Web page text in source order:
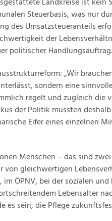
Landkreise ist kein
Steuerbasis, was nur
des Umsatzsteueranteils
der
politischer Handlungsauftrag.
„Wir
sondern eine
regelt und zugleich die
der Politik müssten
Eifer eines einzelnen
Menschen – das sind
gleichwertigen
ÖPNV, bei der sozialen
Lebensalter
es sein, die Pflege